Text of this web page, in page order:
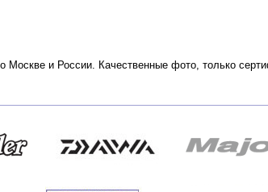
Москве и России. Качественные фото, только